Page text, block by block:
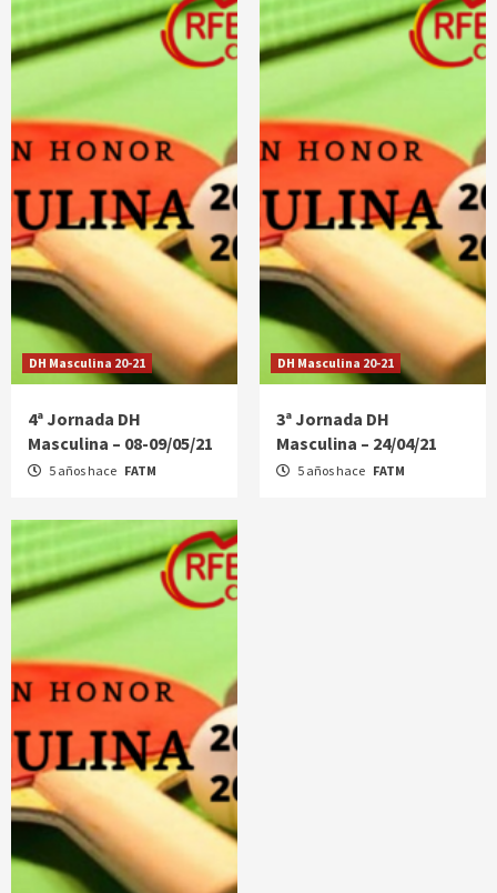
DH Masculina 20-21
4ª Jornada DH
Masculina – 08-09/05/21
5 años hace FATM
DH Masculina 20-21
3ª Jornada DH
Masculina – 24/04/21
5 años hace FATM